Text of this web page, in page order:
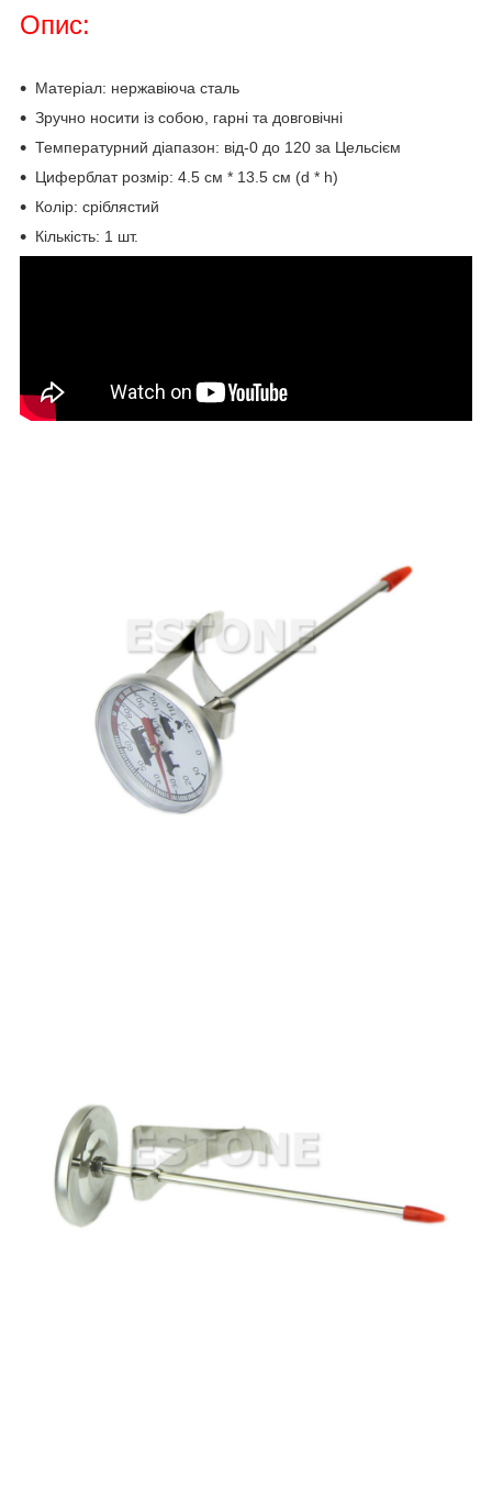
Опис:
Матеріал: нержавіюча сталь
Зручно носити із собою, гарні та довговічні
Температурний діапазон: від-0 до 120 за Цельсієм
Циферблат розмір: 4.5 см * 13.5 см (d * h)
Колір: сріблястий
Кількість: 1 шт.